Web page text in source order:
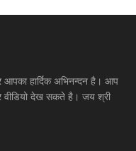
आपका हार्दिक अभिनन्दन है। आप
वीडियो देख सकते है। जय श्री